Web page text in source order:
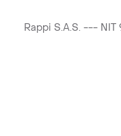
Rappi S.A.S. ---